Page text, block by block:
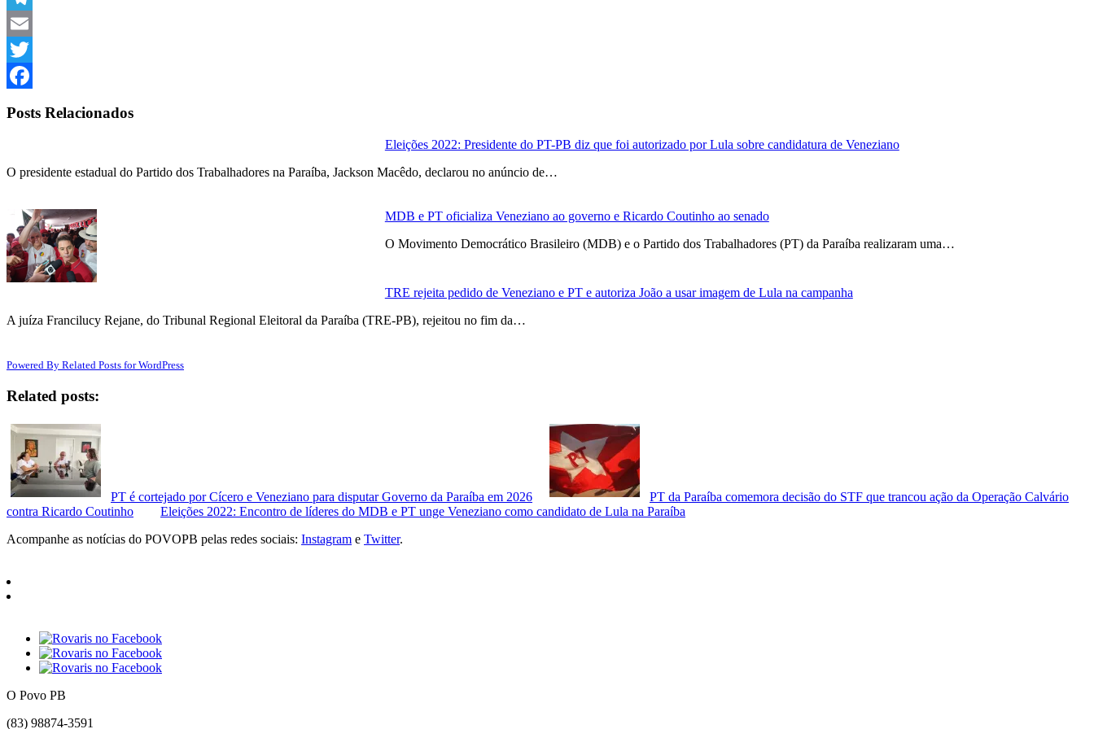
Telegram
Email
Twitter
Posts Relacionados
Eleições 2022: Presidente do PT-PB diz que foi autorizado por Lula sobre candidatura de Veneziano
O presidente estadual do Partido dos Trabalhadores na Paraíba, Jackson Macêdo, declarou no anúncio de…
MDB e PT oficializa Veneziano ao governo e Ricardo Coutinho ao senado
O Movimento Democrático Brasileiro (MDB) e o Partido dos Trabalhadores (PT) da Paraíba realizaram uma…
TRE rejeita pedido de Veneziano e PT e autoriza João a usar imagem de Lula na campanha
A juíza Francilucy Rejane, do Tribunal Regional Eleitoral da Paraíba (TRE-PB), rejeitou no fim da…
Powered By Related Posts for WordPress
Related posts:
PT é cortejado por Cícero e Veneziano para disputar Governo da Paraíba em 2026
PT da Paraíba comemora decisão do STF que trancou ação da Operação Calvário
contra Ricardo Coutinho
Eleições 2022: Encontro de líderes do MDB e PT unge Veneziano como candidato de Lula na Paraíba
Acompanhe as notícias do POVOPB pelas redes sociais: Instagram e Twitter.
O Povo PB
(83) 98874-3591